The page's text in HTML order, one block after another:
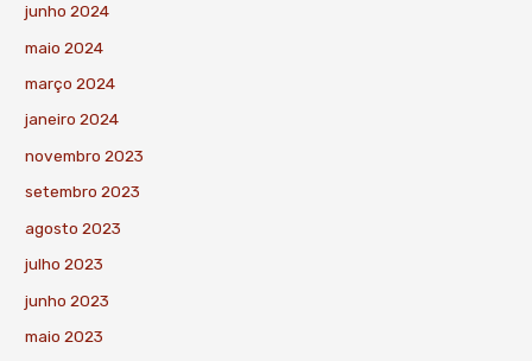
junho 2024
maio 2024
março 2024
janeiro 2024
novembro 2023
setembro 2023
agosto 2023
julho 2023
junho 2023
maio 2023